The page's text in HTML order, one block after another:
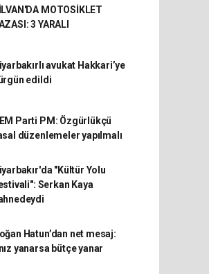
MOTOSİKLET
3 YARALI
avukat Hakkari’ye
edildi
Parti PM: Özgürlükçü
düzenlemeler yapılmalı
"Kültür Yolu
Serkan Kaya
Hatun’dan net mesaj:
yanarsa bütçe yanar